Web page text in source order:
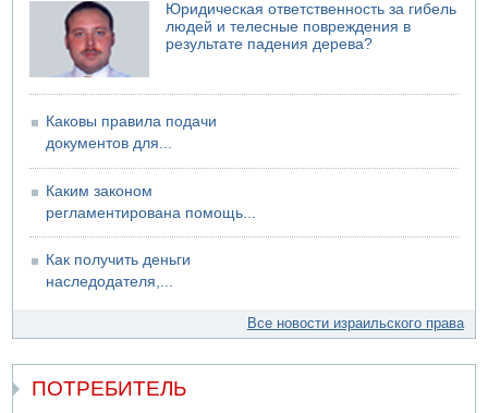
Юридическая ответственность за гибель
людей и телесные повреждения в
результате падения дерева?
Каковы правила подачи
документов для...
Каким законом
регламентирована помощь...
Как получить деньги
наследодателя,...
Все новости израильского права
ПОТРЕБИТЕЛЬ